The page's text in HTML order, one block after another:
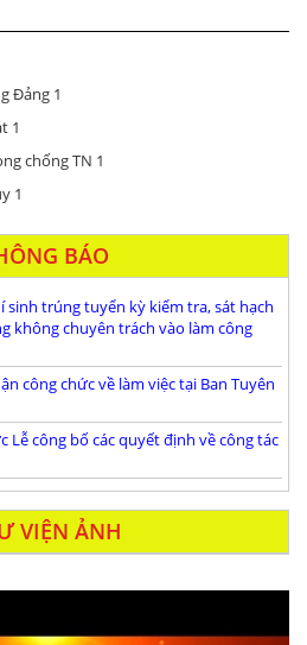
BÁO
sinh trúng tuyển kỳ kiểm tra, sát hạch
không chuyên trách vào làm công
công chức về làm việc tại Ban Tuyên
công bố các quyết định về công tác
VIỆN ẢNH